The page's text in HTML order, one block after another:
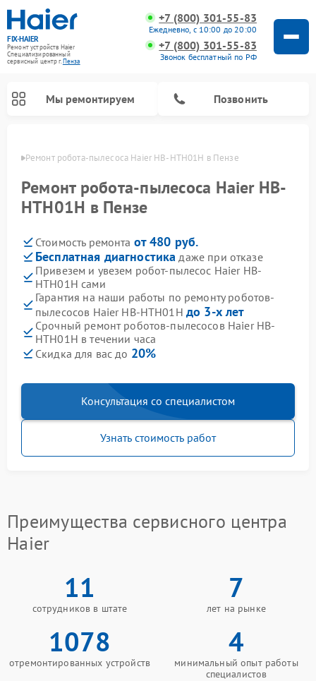
FIX-HAIER
Ремонт устройств Haier
Специализированный
cервисный центр г.Пенза
+7 (800) 301-55-83
Ежедневно, с 10:00 до 20:00
+7 (800) 301-55-83
Звонок бесплатный по РФ
Мы ремонтируем Позвонить
Ремонт робота-пылесоса Haier HB-HTH01H в Пензе
Ремонт робота-пылесоса Haier HB-
HTH01H в Пензе
Стоимость ремонта от 480 руб.
Бесплатная диагностика даже при отказе
Привезем и увезем робот-пылесос Haier HB-
HTH01H сами
Гарантия на наши работы по ремонту роботов-
пылесосов Haier HB-HTH01H до 3-х лет
Срочный ремонт роботов-пылесосов Haier HB-
HTH01H в течении часа
Скидка для вас до 20%
Консультация со специалистом
Узнать стоимость работ
Преимущества сервисного центра
Haier
11
сотрудников в штате
7
лет на рынке
1078
отремонтированных устройств
4
минимальный опыт работы
специалистов